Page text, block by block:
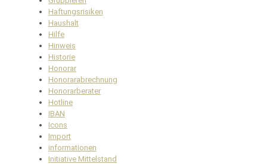
Haftungsrisiken
Haushalt
Hilfe
Hinweis
Historie
Honorar
Honorarabrechnung
Honorarberater
Hotline
IBAN
Icons
Import
informationen
Initiative Mittelstand